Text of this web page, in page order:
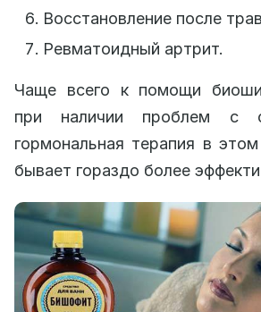
Восстановление после
Ревматоидный артрит.
Чаще всего к помощи
при наличии проблем с
гормональная терапия в
бывает гораздо более